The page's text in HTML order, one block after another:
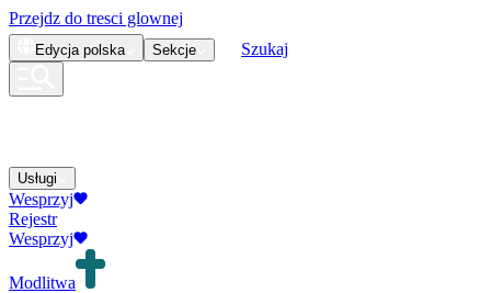
Przejdz do tresci glownej
Edycja polska Sekcje Szukaj
Usługi
Wesprzyj
Rejestr
Wesprzyj
Modlitwa